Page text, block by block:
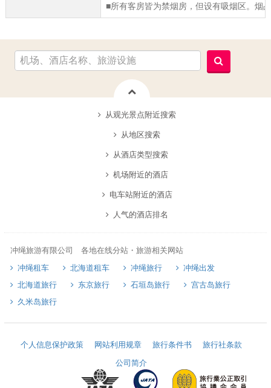
■所有客房皆为禁烟房，但设有吸烟区。烟
从观光景点附近搜索
从地区搜索
从酒店类型搜索
机场附近的酒店
电车站附近的酒店
人气的酒店排名
冲绳旅游有限公司 各地在线分站・旅游相关网站
冲绳租车
北海道租车 冲绳旅行
冲绳出发
北海道旅行
东京旅行 石垣岛旅行
宫古岛旅行
久米岛旅行
个人信息保护政策 网站利用规章 旅行条件书
旅行社条款
公司简介